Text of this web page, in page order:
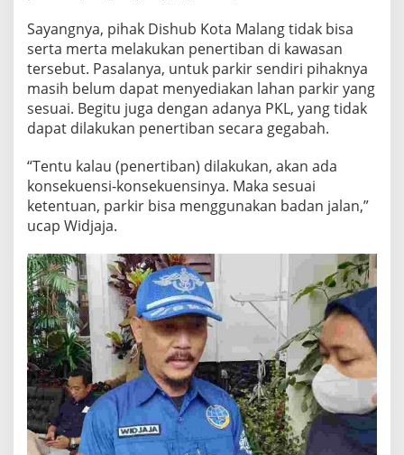
T
A
M
A
L
A
N
Sayangnya, pihak Dishub Kota Malang tidak bisa
serta merta melakukan penertiban di kawasan
tersebut. Pasalanya, untuk parkir sendiri pihaknya
masih belum dapat menyediakan lahan parkir yang
sesuai. Begitu juga dengan adanya PKL, yang tidak
dapat dilakukan penertiban secara gegabah.
“Tentu kalau (penertiban) dilakukan, akan ada
konsekuensi-konsekuensinya. Maka sesuai
ketentuan, parkir bisa menggunakan badan jalan,”
ucap Widjaja.